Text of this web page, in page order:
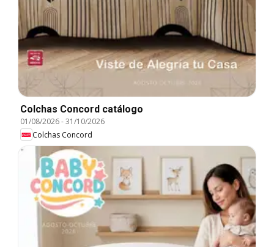
Colchas Concord catálogo
01/08/2026-31/10/2026
Colchas Concord